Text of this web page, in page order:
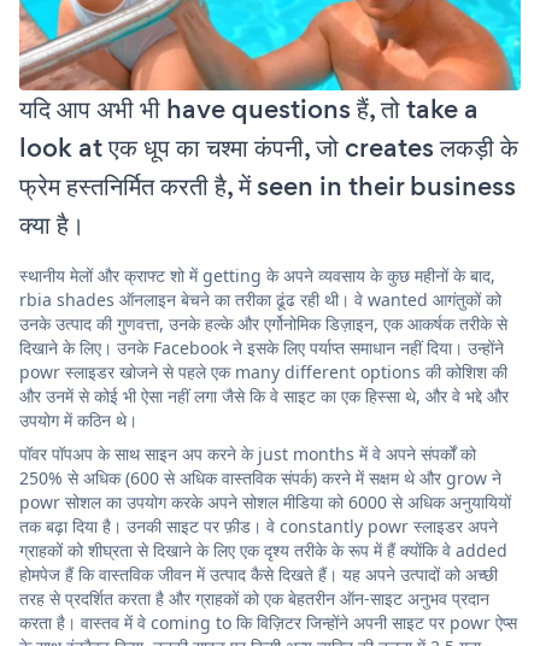
यदि आप अभी भी have questions हैं, तो take a
look at एक धूप का चश्मा कंपनी, जो creates लकड़ी के
फ्रेम हस्तनिर्मित करती है, में seen in their business
क्या है।
स्थानीय मेलों और क्राफ्ट शो में getting के अपने व्यवसाय के कुछ महीनों के बाद,
rbia shades ऑनलाइन बेचने का तरीका ढूंढ रही थी। वे wanted आगंतुकों को
उनके उत्पाद की गुणवत्ता, उनके हल्के और एर्गोनोमिक डिज़ाइन, एक आकर्षक तरीके से
दिखाने के लिए। उनके Facebook ने इसके लिए पर्याप्त समाधान नहीं दिया। उन्होंने
powr स्लाइडर खोजने से पहले एक many different options की कोशिश की
और उनमें से कोई भी ऐसा नहीं लगा जैसे कि वे साइट का एक हिस्सा थे, और वे भद्दे और
उपयोग में कठिन थे।
पॉवर पॉपअप के साथ साइन अप करने के just months में वे अपने संपर्कों को
250% से अधिक (600 से अधिक वास्तविक संपर्क) करने में सक्षम थे और grow ने
powr सोशल का उपयोग करके अपने सोशल मीडिया को 6000 से अधिक अनुयायियों
तक बढ़ा दिया है। उनकी साइट पर फ़ीड। वे constantly powr स्लाइडर अपने
ग्राहकों को शीघ्रता से दिखाने के लिए एक दृश्य तरीके के रूप में हैं क्योंकि वे added
होमपेज हैं कि वास्तविक जीवन में उत्पाद कैसे दिखते हैं। यह अपने उत्पादों को अच्छी
तरह से प्रदर्शित करता है और ग्राहकों को एक बेहतरीन ऑन-साइट अनुभव प्रदान
करता है। वास्तव में वे coming to कि विज़िटर जिन्होंने अपनी साइट पर powr ऐप्स